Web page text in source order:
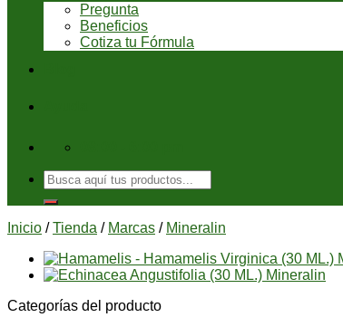
Pregunta
Beneficios
Cotiza tu Fórmula
Buscar
por:
Inicio / Tienda / Marcas / Mineralin
Categorías del producto